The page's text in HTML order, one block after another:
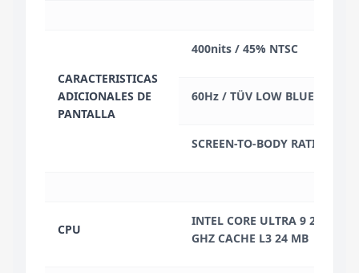
CARACTERISTICAS
ADICIONALES DE
PANTALLA
400nits / 45% NTSC
60Hz / TÜV LOW BLUE LIGHT
SCREEN-TO-BODY RATIO:
CPU
INTEL CORE ULTRA 9 285H
GHZ CACHE L3 24 MB